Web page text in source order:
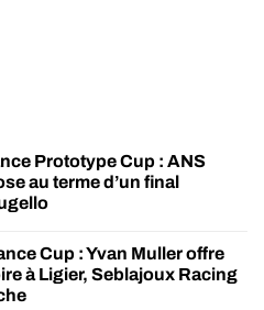
Prototype Cup : ANS
au terme d’un final
Cup : Yvan Muller offre
à Ligier, Seblajoux Racing